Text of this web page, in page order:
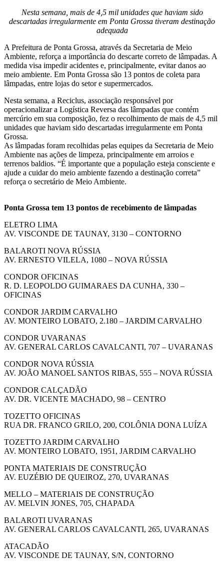
Nesta semana, mais de 4,5 mil unidades que haviam sido
descartadas irregularmente em Ponta Grossa tiveram destinação
adequada
A Prefeitura de Ponta Grossa, através da Secretaria de Meio
Ambiente, reforça a importância do descarte correto de lâmpadas. A
medida visa impedir acidentes e, principalmente, evitar danos ao
meio ambiente. Em Ponta Grossa são 13 pontos de coleta para
lâmpadas, entre lojas do setor e supermercados.
Nesta semana, a Reciclus, associação responsável por
operacionalizar a Logística Reversa das lâmpadas que contém
mercúrio em sua composição, fez o recolhimento de mais de 4,5 mil
unidades que haviam sido descartadas irregularmente em Ponta
Grossa.
As lâmpadas foram recolhidas pelas equipes da Secretaria de Meio
Ambiente nas ações de limpeza, principalmente em arroios e
terrenos baldios. “É importante que a população esteja consciente e
ajude a cuidar do meio ambiente fazendo a destinação correta”
reforça o secretário de Meio Ambiente.
Ponta Grossa tem 13 pontos de recebimento de lâmpadas
ELETRO LIMA
AV. VISCONDE DE TAUNAY, 3130 – CONTORNO
BALAROTI NOVA RÚSSIA
AV. ERNESTO VILELA, 1080 – NOVA RÚSSIA
CONDOR OFICINAS
R. D. LEOPOLDO GUIMARAES DA CUNHA, 330 –
OFICINAS
CONDOR JARDIM CARVALHO
AV. MONTEIRO LOBATO, 2.180 – JARDIM CARVALHO
CONDOR UVARANAS
AV. GENERAL CARLOS CAVALCANTI, 707 – UVARANAS
CONDOR NOVA RÚSSIA
AV. JOÃO MANOEL SANTOS RIBAS, 555 – NOVA RÚSSIA
CONDOR CALÇADÃO
AV. DR. VICENTE MACHADO, 98 – CENTRO
TOZETTO OFICINAS
RUA DR. FRANCO GRILO, 200, COLÔNIA DONA LUÍZA
TOZETTO JARDIM CARVALHO
AV. MONTEIRO LOBATO, 1951, JARDIM CARVALHO
PONTA MATERIAIS DE CONSTRUÇÃO
AV. EUZÉBIO DE QUEIROZ, 270, UVARANAS
MELLO – MATERIAIS DE CONSTRUÇÃO
AV. MELVIN JONES, 705, CHAPADA
BALAROTI UVARANAS
AV. GENERAL CARLOS CAVALCANTI, 265, UVARANAS
ATACADÃO
AV. VISCONDE DE TAUNAY, S/N, CONTORNO